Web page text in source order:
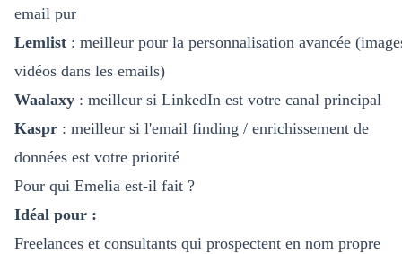
email pur
Lemlist : meilleur pour la personnalisation avancée
vidéos dans les emails)
Waalaxy : meilleur si LinkedIn est votre canal principal
Kaspr : meilleur si l'email finding / enrichissement de
données est votre priorité
Pour qui Emelia est-il fait ?
Idéal pour :
Freelances et consultants qui prospectent en nom propre